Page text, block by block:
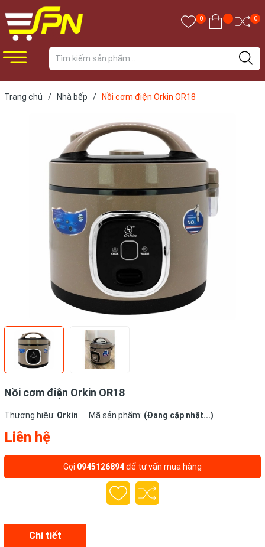
0 0
Trang chủ / Nhà bếp / Nồi cơm điện Orkin OR18
Nồi cơm điện Orkin OR18
Thương hiệu: Orkin Mã sản phẩm: (Đang cập nhật...)
Liên hệ
Gọi 0945126894để tư vấn mua hàng
Chi tiết